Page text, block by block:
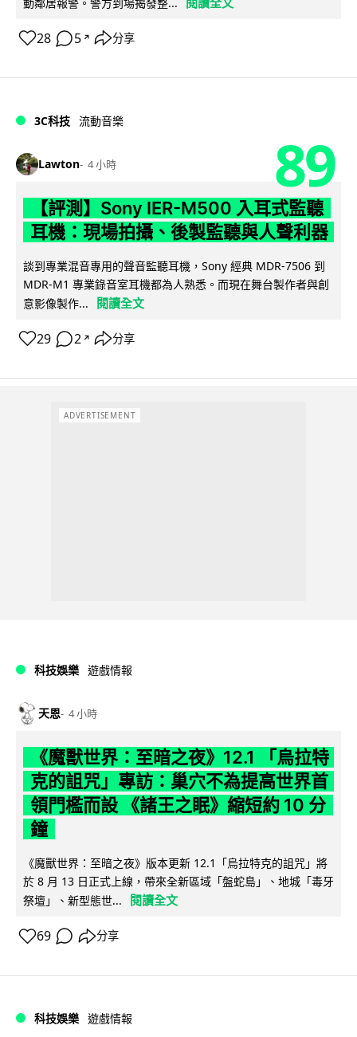
28 5 ↗ 分享
3C科技 流動音樂
Lawton 4 小時 89
【評測】Sony IER-M500 入耳式監聽
耳機：現場拍攝、後製監聽與人聲利器
談到專業混音專用的聲音監聽耳機，Sony 經典 MDR-7506 到
MDR-M1 專業錄音室耳機都為人熟悉。而現在舞台製作者與創
意影像製作...
閱讀全文
29 2 ↗ 分享
ADVERTISEMENT
科技娛樂 遊戲情報
天恩 4 小時
《魔獸世界：至暗之夜》12.1 「烏拉特
克的詛咒」專訪：巢穴不為提高世界首
領門檻而設 《諸王之眠》縮短約 10 分
鐘
《魔獸世界：至暗之夜》版本更新 12.1「烏拉特克的詛咒」將
於 8 月 13 日正式上線，帶來全新區域「盤蛇島」、地城「毒牙
祭壇」、新型態世...
閱讀全文
69 分享
科技娛樂 遊戲情報